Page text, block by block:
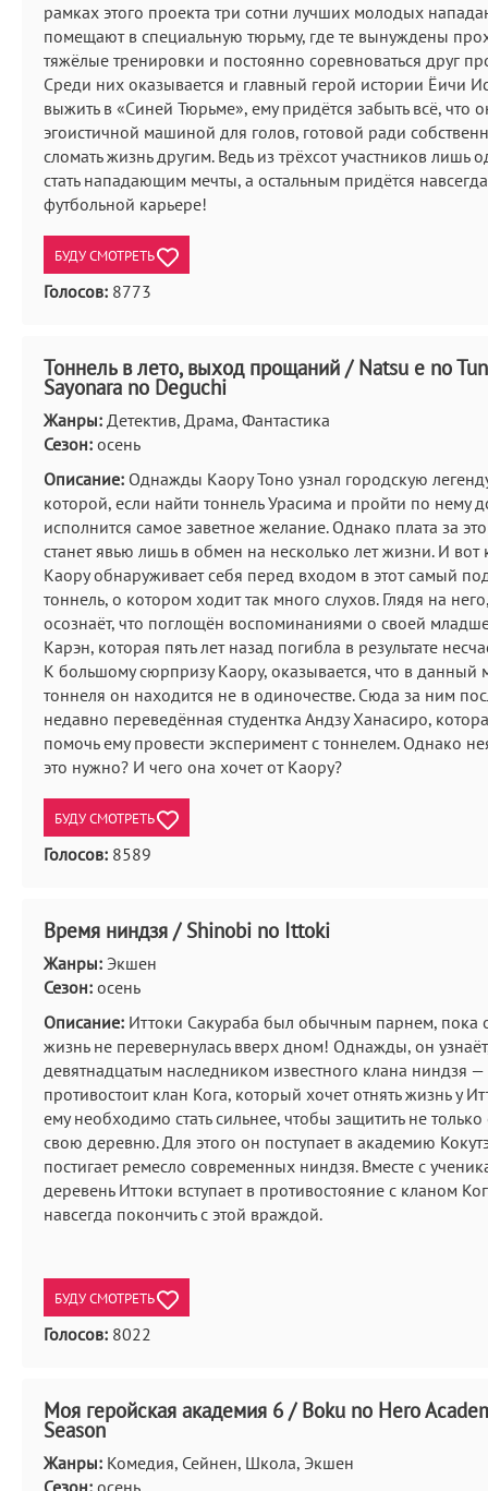
рамках этого проекта три сотни лучших молодых
помещают в специальную тюрьму, где те вынуждены
тяжёлые тренировки и постоянно соревноваться друг
Среди них оказывается и главный герой истории Ёичи
выжить в «Синей Тюрьме», ему придётся забыть всё, что
эгоистичной машиной для голов, готовой ради
сломать жизнь другим. Ведь из трёхсот участников лишь
стать нападающим мечты, а остальным придётся
футбольной карьере!
БУДУ СМОТРЕТЬ
Голосов: 8773
Тоннель в лето, выход прощаний / Natsu e no
Sayonara no Deguchi
Жанры: Детектив, Драма, Фантастика
Сезон: осень
Описание: Однажды Каору Тоно узнал городскую
которой, если найти тоннель Урасима и пройти по нему
исполнится самое заветное желание. Однако плата за
станет явью лишь в обмен на несколько лет жизни. И вот
Каору обнаруживает себя перед входом в этот самый
тоннель, о котором ходит так много слухов. Глядя на
осознаёт, что поглощён воспоминаниями о своей
Карэн, которая пять лет назад погибла в результате
К большому сюрпризу Каору, оказывается, что в данный
тоннеля он находится не в одиночестве. Сюда за ним
недавно переведённая студентка Андзу Ханасиро,
помочь ему провести эксперимент с тоннелем. Однако
это нужно? И чего она хочет от Каору?
БУДУ СМОТРЕТЬ
Голосов: 8589
Время ниндзя / Shinobi no Ittoki
Жанры: Экшен
Сезон: осень
Описание: Иттоки Сакураба был обычным парнем, пока
жизнь не перевернулась вверх дном! Однажды, он
девятнадцатым наследником известного клана ниндзя
противостоит клан Кога, который хочет отнять жизнь у
ему необходимо стать сильнее, чтобы защитить не
свою деревню. Для этого он поступает в академию
постигает ремесло современных ниндзя. Вместе с
деревень Иттоки вступает в противостояние с кланом
навсегда покончить с этой враждой.
БУДУ СМОТРЕТЬ
Голосов: 8022
Моя геройская академия 6 / Boku no Hero
Season
Жанры: Комедия, Сейнен, Школа, Экшен
Сезон: осень